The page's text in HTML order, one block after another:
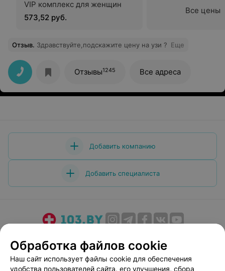
VIP комплекс для женщин
573,52 руб.
Все цены
Отзыв. Здравствуйте,подскажите цену на узи ? Еще
Отзывы1245 Все адреса
Добавить компанию
Добавить специалиста
Медицинский маркетинг
Публичный договор
Пользовательское соглашение
Способы оплаты
Обработка файлов cookie
Наш сайт использует файлы cookie для обеспечения
удобства пользователей сайта, его улучшения, сбора